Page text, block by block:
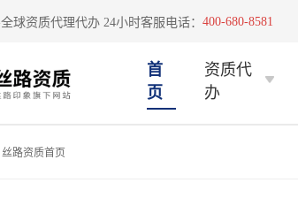
球资质代理代办 24小时客服电话： 400-680-8581
首
页
资质代
办
丝路资质首页